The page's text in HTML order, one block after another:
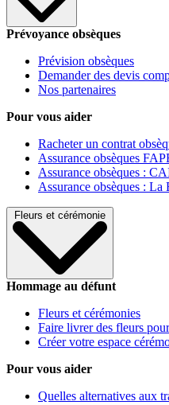
Prévoyance obsèques
Prévision obsèques
Demander des devis
Nos partenaires
Pour vous aider
Racheter un contrat
Assurance obsèques
Assurance obsèques :
Assurance obsèques : La
Fleurs et cérémonie
Hommage au défunt
Fleurs et cérémonies
Faire livrer des fleurs
Créer votre espace
Pour vous aider
Quelles alternatives aux